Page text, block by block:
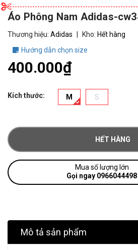
Áo Phông Nam Adidas-
Thương hiệu: Adidas Kho: Hết hàng
Hướng dẫn chọn size
400.000₫
Kích thước: M S
HẾT HÀNG
Mua số lượng lớn
Gọi ngay 0966044498
Mô tả sản phẩm